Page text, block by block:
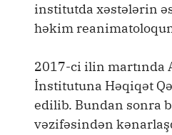
institutda xəstələrin
həkim
2017-ci ilin martında
İnstitutuna Həqiqət
edilib. Bundan sonra
vəzifəsindən